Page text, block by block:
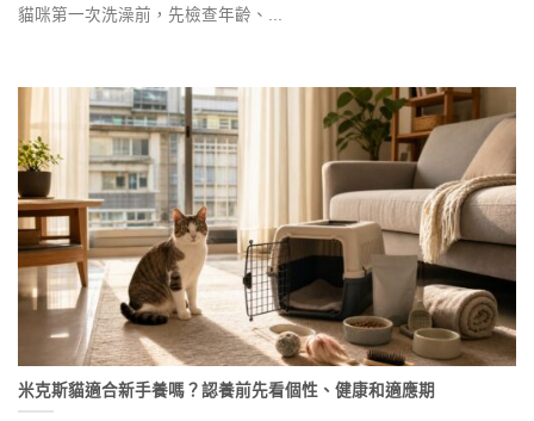
貓咪第一次洗澡前，先檢查年齡、...
米克斯貓適合新手養嗎？認養前先看個性、健康和適應期